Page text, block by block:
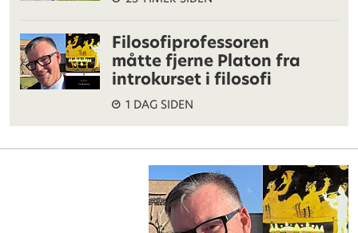
Filosofiprofessoren
måtte fjerne Platon fra
introkurset i filosofi
1 DAG SIDEN